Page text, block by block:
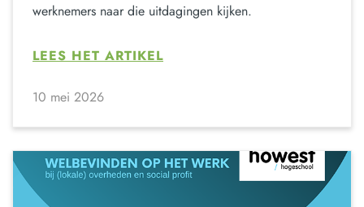
werknemers naar die uitdagingen kijken.
LEES HET ARTIKEL
10 mei 2026